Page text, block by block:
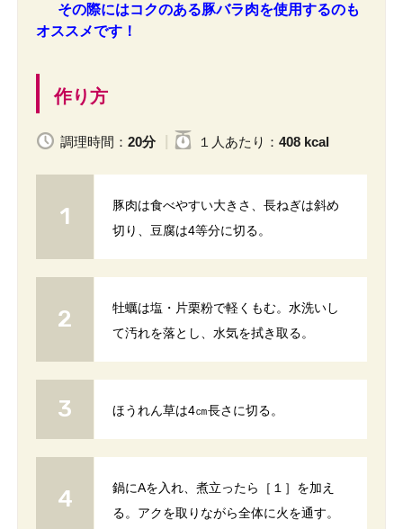
その際にはコクのある豚バラ肉を使用するのも
オススメです！
作り方
調理時間： 20分 １人 あたり ： 408 kcal
豚肉は食べやすい大きさ、長ねぎは斜め
切り、豆腐は4等分に切る。
牡蠣は塩・片栗粉で軽くもむ。水洗いし
て汚れを落とし、水気を拭き取る。
ほうれん草は4㎝長さに切る。
鍋にAを入れ、煮立ったら［１］を加え
る。アクを取りながら全体に火を通す。